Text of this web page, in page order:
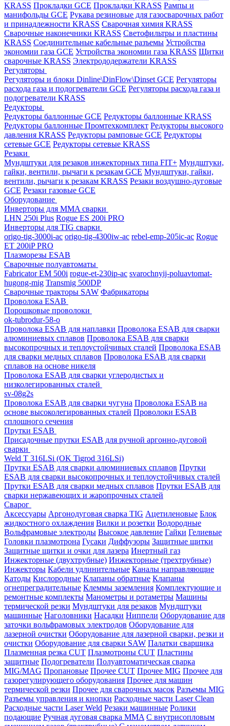
KRASS Прокладки GCE Прокладки KRASS Рампы и
манифольды GCE Рукава резиновые для газосварочных работ
и принадлежности KRASS Сварочная химия KRASS
Сварочные наконечники KRASS Светофильтры и пластины
KRASS Соединительные кабельные разъемы Устройства
экономии газа GCE Устройства экономии газа KRASS Щитки
сварочные KRASS Электрододержатели KRASS
Регуляторы
Регуляторы и блоки Dinline\DinFlow\Dinset GCE Регуляторы
расхода газа и подогреватели GCE Регуляторы расхода газа и
подогреватели KRASS
Редукторы
Редукторы баллонные GCE Редукторы баллонные KRASS
Редукторы баллонные Промтехкомплект Редукторы высокого
давления KRASS Редукторы рамповые GCE Редукторы
сетевые GCE Редукторы сетевые KRASS
Резаки
Мундштуки для резаков инжекторных типа FIT+ Мундштуки,
гайки, вентили, рычаги к резакам GCE Мундштуки, гайки,
вентили, рычаги к резакам KRASS Резаки воздушно-дуговые
GCE Резаки газовые GCE
Оборудование
Инверторы для MMA сварки
LHN 250i Plus Rogue ES 200i PRO
Инверторы для TIG сварки
origo-tig-3000i-ac origo-tig-4300iw-ac rebel-emp-205ic-ac Rogue
ET 200iP PRO
Плазморезы ESAB
Сварочные полуавтоматы
Fabricator EM 500i rogue-et-230ip-ac svarochnyij-poluavtomat-
hugong-mig Transmig 500DP
Сварочные тракторы SAW Фабрикаторы
Проволока ESAB
Порошковые проволоки
ok-tubrodur-58-o
Проволока ESAB для наплавки Проволока ESAB для сварки
алюминиевых сплавов Проволока ESAB для сварки
высокопрочных и теплоустойчивых сталей Проволока ESAB
для сварки медных сплавов Проволока ESAB для сварки
сплавов на основе никеля
Проволока ESAB для сварки углеродистых и
низколегированных сталей
sv-08g2s
Проволока ESAB для сварки чугуна Проволока ESAB на
основе высоколегированных сталей Проволоки ESAB
сплошного сечения
Прутки ESAB
Присадочные прутки ESAB для ручной аргонно-дуговой
сварки
Weld T 316LSi (OK Tigrod 316LSi)
Прутки ESAB для сварки алюминиевых сплавов Прутки
ESAB для сварки высокопрочных и теплоустойчивых сталей
Прутки ESAB для сварки медных сплавов Прутки ESAB для
сварки нержавеющих и жаропрочных сталей
Сварог
Аксессуары Аргонодуговая сварка TIG Ацетиленовые Блок
жидкостного охлаждения Вилки и розетки Водородные
Вольфрамовые электроды Высокое давление Гайки Гелиевые
Головки плазмотрона Гусаки Диффузоры Защитные щитки
Защитные щитки и очки для лазера Инертный газ
Инжекторные (двухтрубные) Инжекторные (трехтрубные)
Инжекторы Кабели удлинительные Каналы направляющие
Катоды Кислородные Клапаны обратные Клапаны
огнепреградительные Клеммы заземления Комплектующие и
ремонтные комплекты Манометры и ротаметры Машины
термической резки Мундштуки для резаков Мундштуки
машинные Наголовники Насадки Ниппели Оборудование для
заточки вольфрамовых электродов Оборудование для
лазерной очистки Оборудование для лазерной сварки, резки и
очистки Оборудование для сварки SAW Палатки сварщика
Плазменная резка CUT Плазмотроны CUT Пластины
защитные Подогреватели Полуавтоматическая сварка
MIG/MAG Пропановые Прочее CUT Прочее MIG Прочее для
газорегулирующего оборудования Прочее для машин
термической резки Прочее для сварочных масок Разъемы MIG
Разъемы управления и кнопки Расходные части Laser Clean
Расходные части Laser Weld Резаки машинные Ролики
подающие Ручная дуговая сварка MMA С внутрисопловым